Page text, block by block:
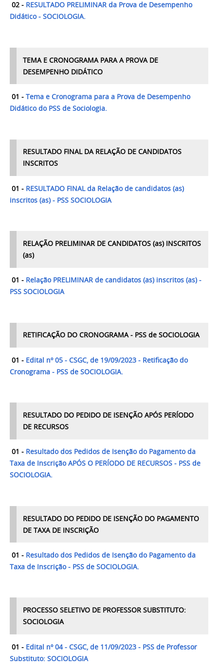
02 - RESULTADO PRELIMINAR da Prova de Desempenho
Didático - SOCIOLOGIA.
TEMA E CRONOGRAMA PARA A PROVA DE
DESEMPENHO DIDÁTICO
01 - Tema e Cronograma para a Prova de Desempenho
Didático do PSS de Sociologia.
RESULTADO FINAL DA RELAÇÃO DE CANDIDATOS
INSCRITOS
01 - RESULTADO FINAL da Relação de candidatos (as)
inscritos (as) - PSS SOCIOLOGIA
RELAÇÃO PRELIMINAR DE CANDIDATOS (as) INSCRITOS
(as)
01 - Relação PRELIMINAR de candidatos (as) inscritos (as) -
PSS SOCIOLOGIA
RETIFICAÇÃO DO CRONOGRAMA - PSS de SOCIOLOGIA
01 - Edital nº 05 - CSGC, de 19/09/2023 - Retificação do
Cronograma - PSS de SOCIOLOGIA.
RESULTADO DO PEDIDO DE ISENÇÃO APÓS PERÍODO
DE RECURSOS
01 - Resultado dos Pedidos de Isenção do Pagamento da
Taxa de Inscrição APÓS O PERÍODO DE RECURSOS - PSS de
SOCIOLOGIA.
RESULTADO DO PEDIDO DE ISENÇÃO DO PAGAMENTO
DE TAXA DE INSCRIÇÃO
01 - Resultado dos Pedidos de Isenção do Pagamento da
Taxa de Inscrição - PSS de SOCIOLOGIA.
PROCESSO SELETIVO DE PROFESSOR SUBSTITUTO:
SOCIOLOGIA
01 - Edital nº 04 - CSGC, de 11/09/2023 - PSS de Professor
Substituto: SOCIOLOGIA